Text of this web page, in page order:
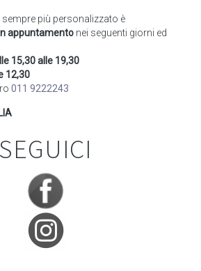
più personalizzato è
appuntamento nei seguenti giorni ed
15,30 alle 19,30
12,30
011 9222243
SEGUICI